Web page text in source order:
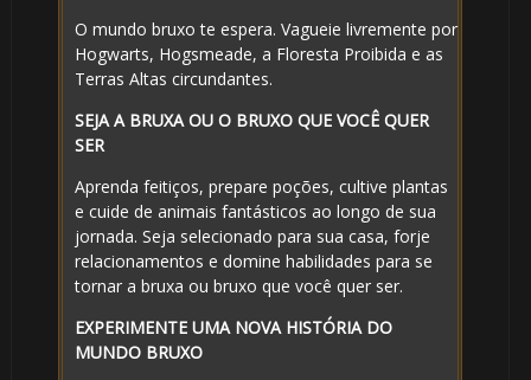
O mundo bruxo te espera. Vagueie livremente por
Hogwarts, Hogsmeade, a Floresta Proibida e as
Terras Altas circundantes.
SEJA A BRUXA OU O BRUXO QUE VOCÊ QUER
SER
Aprenda feitiços, prepare poções, cultive plantas
e cuide de animais fantásticos ao longo de sua
jornada. Seja selecionado para sua casa, forje
relacionamentos e domine habilidades para se
tornar a bruxa ou bruxo que você quer ser.
EXPERIMENTE UMA NOVA HISTÓRIA DO
MUNDO BRUXO